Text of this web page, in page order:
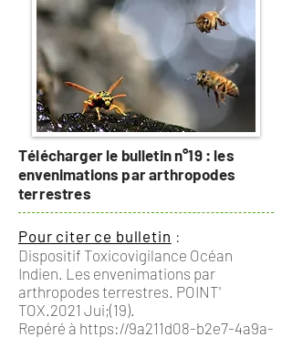
Télécharger le bulletin n°19 : les
envenimations par arthropodes
terrestres
Pour citer ce bulletin :
Dispositif Toxicovigilance Océan
Indien. Les envenimations par
arthropodes terrestres. POINT'
TOX.2021 Jui;(19).
Repéré à https://9a211d08-b2e7-4a9a-